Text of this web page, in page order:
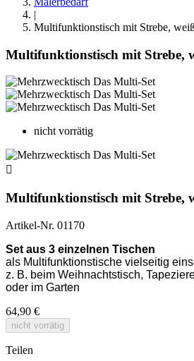
|
Multifunktionstisch mit Strebe,
Multifunktionstisch mit Strebe,
nicht vorrätig

Multifunktionstisch mit Strebe,
Artikel-Nr. 01170
Set aus 3 einzelnen Tischen
als Multifunktionstische vielseitig
z. B. beim Weihnachtstisch,
oder im Garten
64,90 €
nicht vorrätig
Teilen